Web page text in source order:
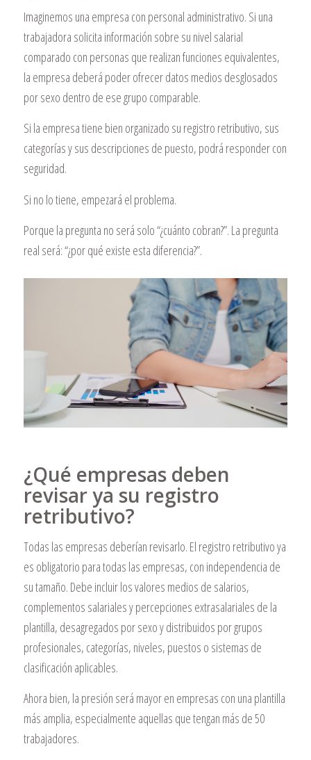
Imaginemos una empresa con personal administrativo. Si una
trabajadora solicita información sobre su nivel salarial
comparado con personas que realizan funciones equivalentes,
la empresa deberá poder ofrecer datos medios desglosados
por sexo dentro de ese grupo comparable.
Si la empresa tiene bien organizado su registro retributivo, sus
categorías y sus descripciones de puesto, podrá responder con
seguridad.
Si no lo tiene, empezará el problema.
Porque la pregunta no será solo “¿cuánto cobran?”. La pregunta
real será: “¿por qué existe esta diferencia?”.
¿Qué empresas deben
revisar ya su registro
retributivo?
Todas las empresas deberían revisarlo. El registro retributivo ya
es obligatorio para todas las empresas, con independencia de
su tamaño. Debe incluir los valores medios de salarios,
complementos salariales y percepciones extrasalariales de la
plantilla, desagregados por sexo y distribuidos por grupos
profesionales, categorías, niveles, puestos o sistemas de
clasificación aplicables.
Ahora bien, la presión será mayor en empresas con una plantilla
más amplia, especialmente aquellas que tengan más de 50
trabajadores.